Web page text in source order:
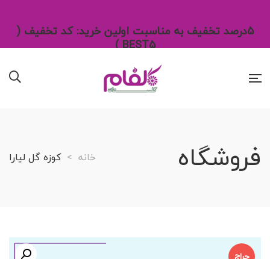
5درصد تخفیف به مناسبت اولین خرید: کد تخفیف (
BEST5 )
فروشگاه خانه > کوزه گل لیارا